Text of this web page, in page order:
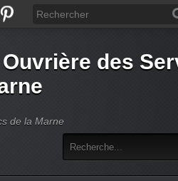
des
de la Marne